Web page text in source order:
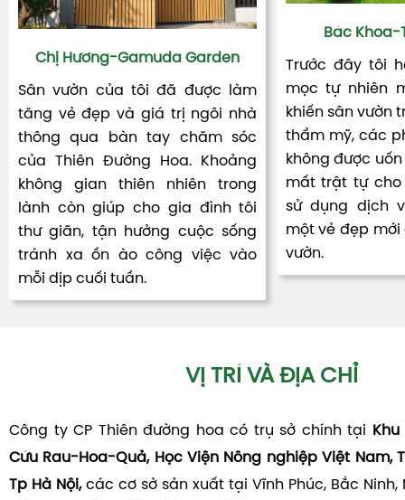
Chị Hương-Gamuda Garden
Sân vườn của tôi đã được làm
tăng vẻ đẹp và giá trị ngôi nhà
thông qua bàn tay chăm sóc
của Thiên Đường Hoa. Khoảng
không gian thiên nhiên trong
lành còn giúp cho gia đình tôi
thư giãn, tận hưởng cuộc sống
tránh xa ồn ào công việc vào
mỗi dịp cuối tuần.
Bác Khoa-
Trước đây tôi
mọc tự nhiên
khiến sân vườn
thẩm mỹ, các
không được
mất trật tự cho
sử dụng dịch
một vẻ đẹp mới
vườn.
VỊ TRÍ VÀ ĐỊA CHỈ
Công ty CP Thiên đường hoa có trụ sở chính tại
Cứu Rau-Hoa-Quả, Học Viện Nông nghiệp Việt Nam,
Tp Hà Nội,các cơ sở sản xuất tại Vĩnh Phúc, Bắc Ninh,